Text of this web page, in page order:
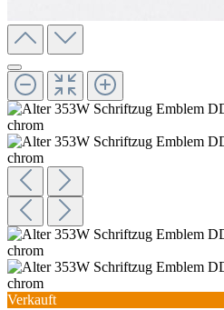
Verkauft